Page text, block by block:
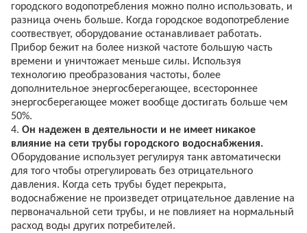
городского водопотребления можно полно использовать, и
разница очень больше. Когда городское водопотребление
соотвествует, оборудование останавливает работать.
Прибор бежит на более низкой частоте большую часть
времени и уничтожает меньше силы. Используя
технологию преобразования частоты, более
дополнительное энергосберегающее, всестороннее
энергосберегающее может вообще достигать больше чем
50%.
4. Он надежен в деятельности и не имеет никакое
влияние на сети трубы городского водоснабжения.
Оборудование использует регулируя танк автоматически
для того чтобы отрегулировать без отрицательного
давления. Когда сеть трубы будет перекрыта,
водоснабжение не произведет отрицательное давление на
первоначальной сети трубы, и не повлияет на нормальный
расход воды других потребителей.